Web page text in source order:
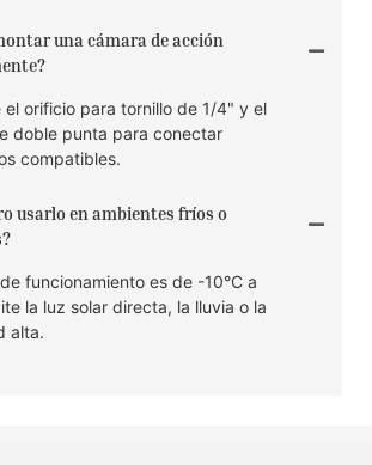
una cámara de acción
el orificio para tornillo de 1/4" y el
doble punta para conectar
compatibles.
usarlo en ambientes fríos o
funcionamiento es de -10°C a
la luz solar directa, la lluvia o la
alta.